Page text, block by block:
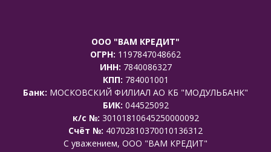
ООО "ВАМ КРЕДИТ"
ОГРН: 1197847048662
ИНН: 7840086327
КПП: 784001001
Банк: МОСКОВСКИЙ ФИЛИАЛ АО КБ "МОДУЛЬБАНК"
БИК: 044525092
к/с №: 30101810645250000092
Счёт №: 40702810370010136312
C уважением, ООО "ВАМ КРЕДИТ"